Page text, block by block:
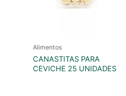
Alimentos
CANASTITAS PARA
CEVICHE 25 UNIDADES